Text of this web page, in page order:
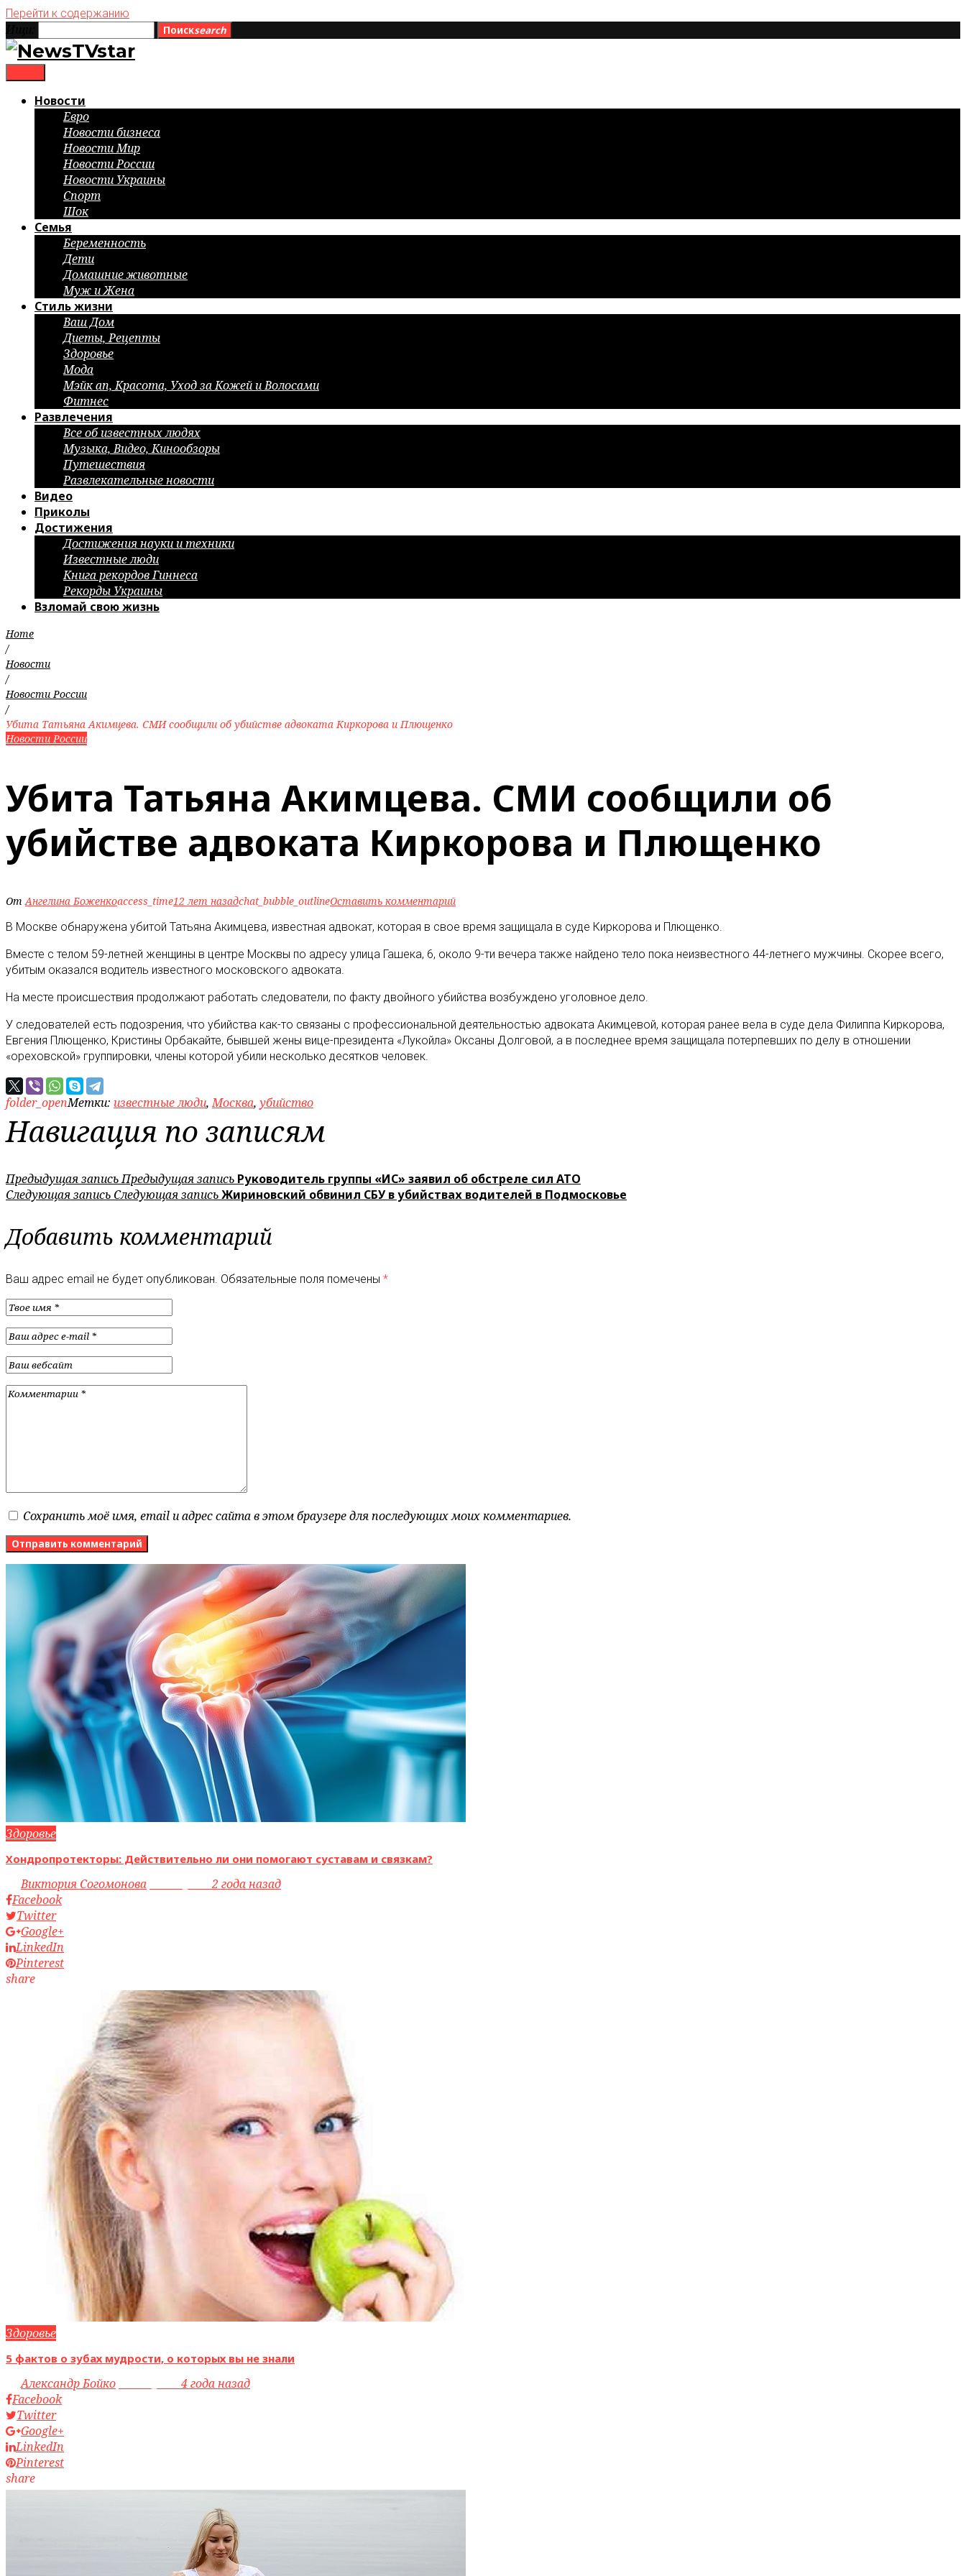
Перейти к содержанию
Поискsearch
Новости
Евро
Новости бизнеса
Новости Мир
Новости России
Новости Украины
Спорт
Шок
Семья
Беременность
Дети
Домашние животные
Муж и Жена
Стиль жизни
Ваш Дом
Диеты, Рецепты
Здоровье
Мода
Мэйк ап, Красота, Уход за Кожей и Волосами
Фитнес
Развлечения
Все об известных людях
Музыка, Видео, Кинообзоры
Путешествия
Развлекательные новости
Видео
Приколы
Достижения
Достижения науки и техники
Известные люди
Книга рекордов Гиннеса
Рекорды Украины
Взломай свою жизнь
Home
/
Новости
/
Новости России
/
Убита Татьяна Акимцева. СМИ сообщили об убийстве адвоката Киркорова и Плющенко
Новости России
Убита Татьяна Акимцева. СМИ сообщили об
убийстве адвоката Киркорова и Плющенко
ОтАнгелина Боженкоaccess_time12 лет назадchat_bubble_outlineОставить комментарий
В Москве обнаружена убитой Татьяна Акимцева, известная адвокат, которая в свое время защищала в суде Киркорова и Плющенко.
Вместе с телом 59-летней женщины в центре Москвы по адресу улица Гашека, 6, около 9-ти вечера также найдено тело пока неизвестного 44-летнего мужчины. Скорее всего,
убитым оказался водитель известного московского адвоката.
На месте происшествия продолжают работать следователи, по факту двойного убийства возбуждено уголовное дело.
У следователей есть подозрения, что убийства как-то связаны с профессиональной деятельностью адвоката Акимцевой, которая ранее вела в суде дела Филиппа Киркорова,
Евгения Плющенко, Кристины Орбакайте, бывшей жены вице-президента «Лукойла» Оксаны Долговой, а в последнее время защищала потерпевших по делу в отношении
«ореховской» группировки, члены которой убили несколько десятков человек.
folder_openМетки: известные люди,Москва, убийство
Навигация по записям
Предыдущая записьПредыдущая запись Руководитель группы «ИС» заявил об обстреле сил АТО
Следующая запись Следующая записьЖириновский обвинил СБУ в убийствах водителей в Подмосковье
Добавить комментарий
Ваш адрес email не будет опубликован. Обязательные поля помечены *
Сохранить моё имя, email и адрес сайта в этом браузере для последующих моих комментариев.
Здоровье
Хондропротекторы: Действительно ли они помогают суставам и связкам?
byВиктория Согомонова access_time2 года назад
Facebook
Twitter
Google+
LinkedIn
Pinterest
share
Здоровье
5 фактов о зубах мудрости, о которых вы не знали
byАлександр Бойко
4 года назад
Facebook
Twitter
Google+
LinkedIn
Pinterest
share